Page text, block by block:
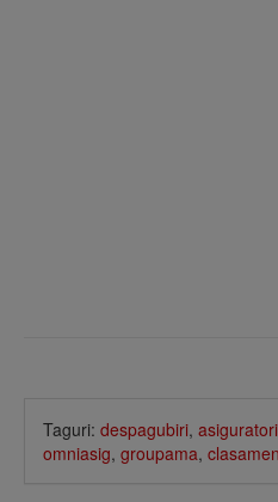
Taguri: despagubiri, asiguratori
omniasig, groupama,